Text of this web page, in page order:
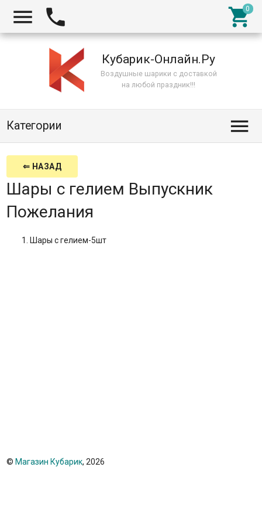
  
Кубарик-Онлайн.Ру
Воздушные шарики с доставкой
на любой праздник!!!
Категории 
⇐ НАЗАД
Шары с гелием Выпускник
Пожелания
Шары с гелием-5шт
© Магазин Кубарик, 2026